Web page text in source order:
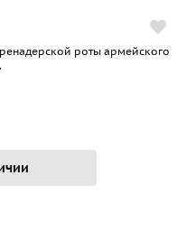
роты армейского